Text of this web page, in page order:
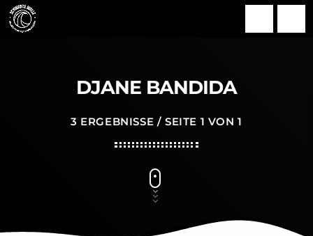
DJANE BANDIDA
3 ERGEBNISSE / SEITE 1 VON 1